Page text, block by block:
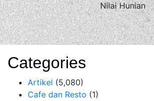
Nilai Hunian
Categories
Artikel (5,080)
Cafe dan Resto (1)